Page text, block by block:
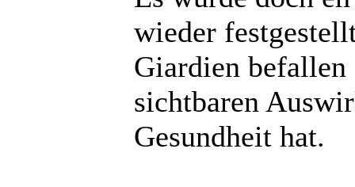
wieder
Giardien befallen
sichtbaren
Gesundheit hat.